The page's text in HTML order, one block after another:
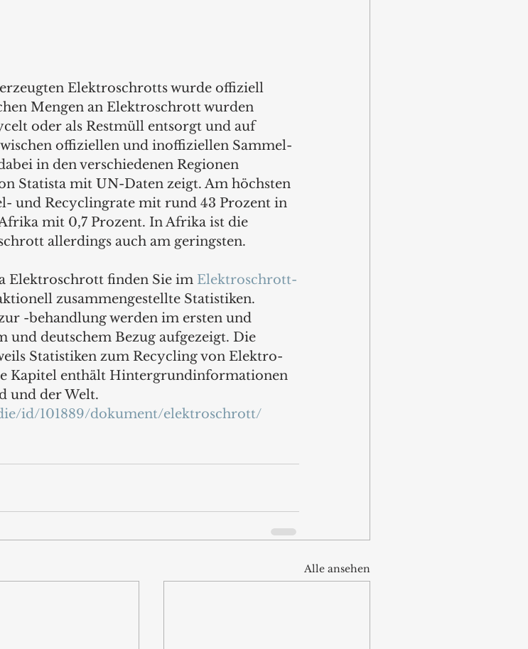
Elektroschrotts wurde offiziell
Mengen an Elektroschrott wurden
oder als Restmüll entsorgt und auf
offiziellen und inoffiziellen Sammel-
in den verschiedenen Regionen
Statista mit UN-Daten zeigt. Am höchsten
und Recyclingrate mit rund 43 Prozent in
mit 0,7 Prozent. In Afrika ist die
allerdings auch am geringsten.
Elektroschrott finden Sie im Elektroschrott-
zusammengestellte Statistiken.
-behandlung werden im ersten und
deutschem Bezug aufgezeigt. Die
Statistiken zum Recycling von Elektro-
Kapitel enthält Hintergrundinformationen
und der Welt.
id/101889/dokument/elektroschrott/
Alle ansehen